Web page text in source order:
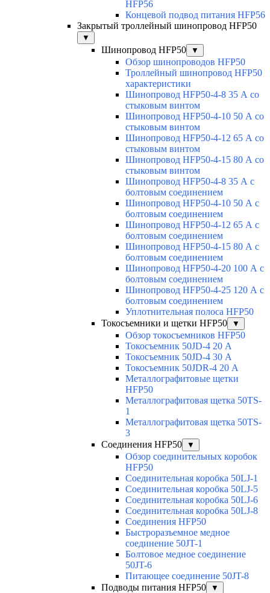
HFP56
Концевой подвод питания HFP56
Закрытый троллейный шинопровод HFP50
▼
Шинопровод HFP50 ▼
Обзор шинопроводов HFP50
Троллейный шинопровод HFP50
характеристики
Шинопровод HFP50-4-8 35 А со
стыковым винтом
Шинопровод HFP50-4-10 50 А со
стыковым винтом
Шинопровод HFP50-4-12 65 А со
стыковым винтом
Шинопровод HFP50-4-15 80 А со
стыковым винтом
Шинопровод HFP50-4-8 35 А с
болтовым соединением
Шинопровод HFP50-4-10 50 А с
болтовым соединением
Шинопровод HFP50-4-12 65 А с
болтовым соединением
Шинопровод HFP50-4-15 80 А с
болтовым соединением
Шинопровод HFP50-4-20 100 А с
болтовым соединением
Шинопровод HFP50-4-25 120 А с
болтовым соединением
Уплотнительная полоса HFP50
Токосъемники и щетки HFP50
▼
Обзор токосъемников HFP50
Токосъемник 50JD-4 20 А
Токосъемник 50JD-4 30 А
Токосъемник 50JDR-4 20 А
Металлографитовые щетки
HFP50
Металлографитовая щетка 50TS-
1
Металлографитовая щетка 50TS-
3
Соединения HFP50
▼
Обзор соединительных коробок
HFP50
Соединительная коробка 50LJ-1
Соединительная коробка 50LJ-5
Соединительная коробка 50LJ-6
Соединительная коробка 50LJ-8
Соединения HFP50
Быстроразъемное медное
соединение 50JT-1
Болтовое медное соединение
50JT-6
Питающее соединение 50JT-8
Подводы питания HFP50
▼